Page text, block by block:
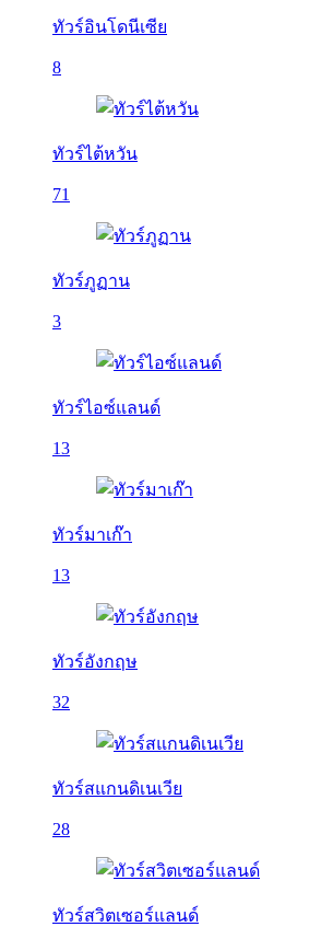
ทัวร์อินโดนีเซีย
8
ทัวร์ไต้หวัน
71
ทัวร์ภูฏาน
3
ทัวร์ไอซ์แลนด์
13
ทัวร์มาเก๊า
13
ทัวร์อังกฤษ
32
ทัวร์สแกนดิเนเวีย
28
ทัวร์สวิตเซอร์แลนด์